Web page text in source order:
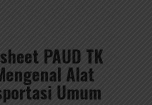
PAUD TK
Alat
Umum